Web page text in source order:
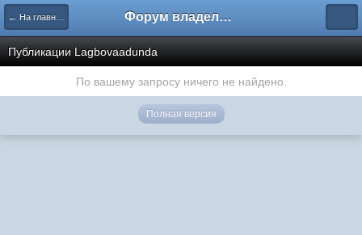
← На главную Форум владельцев интернет-магазинов
Публикации Lagbovaadunda
По вашему запросу ничего не найдено.
Полная версия